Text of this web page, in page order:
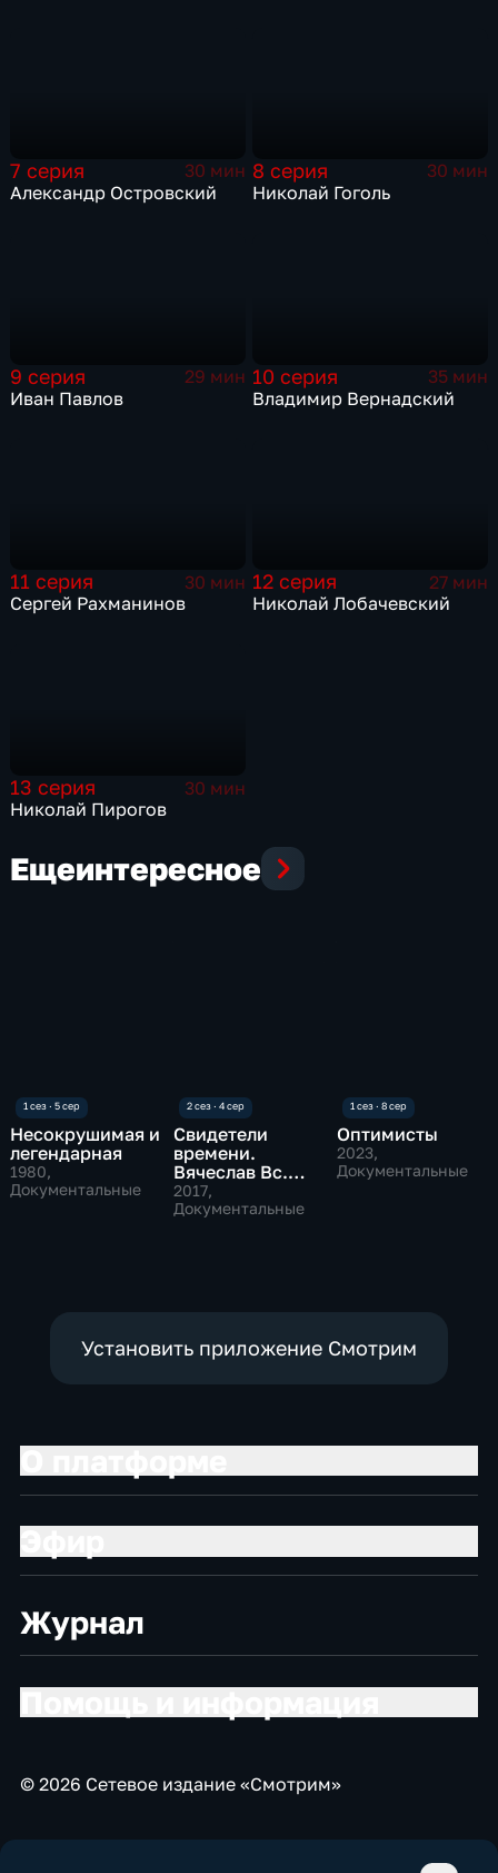
7 серия
30 мин
Александр Островский
8 серия
30 мин
Николай Гоголь
9 серия
29 мин
Иван Павлов
10 серия
35 мин
Владимир Вернадский
11 серия
30 мин
Сергей Рахманинов
12 серия
27 мин
Николай Лобачевский
13 серия
30 мин
Николай Пирогов
Ещеинтересное
Несокрушимая и
легендарная
1980,
Документальные
Свидетели
времени.
Вячеслав Вс.
Иванов. И Бог
ночует между
2017,
Документальные
Оптимисты
2023,
Документальные
Установить приложение Смотрим
Журнал
© 2026 Сетевое издание «Смотрим»